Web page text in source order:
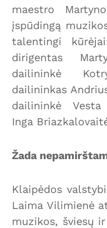
maestro
įspūdingą
talentingi
dirigentas
dailininkė
dailininkas
dailininkė Vesta
Inga
Žada
Klaipėdos
Laima Vilimienė
muzikos, šviesų